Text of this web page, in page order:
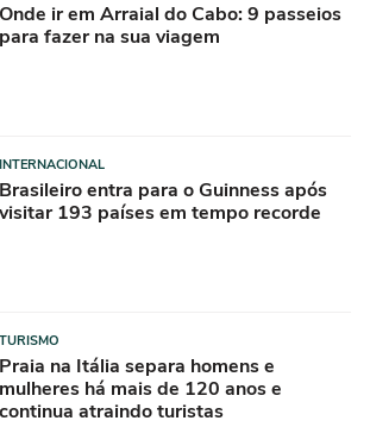
Onde ir em Arraial do Cabo: 9 passeios
para fazer na sua viagem
INTERNACIONAL
Brasileiro entra para o Guinness após
visitar 193 países em tempo recorde
TURISMO
Praia na Itália separa homens e
mulheres há mais de 120 anos e
continua atraindo turistas